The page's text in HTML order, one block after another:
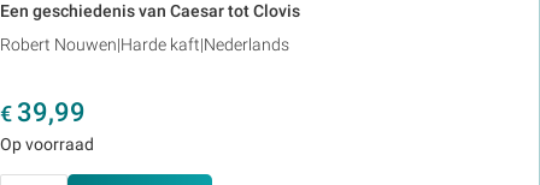
Een geschiedenis van Caesar tot Clovis
Robert Nouwen Harde kaft Nederlands
€ 39,99
Op voorraad